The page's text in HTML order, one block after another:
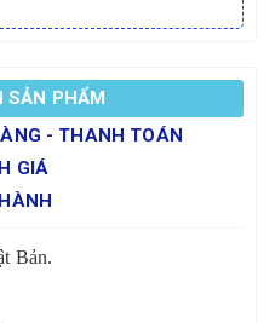
SẢN PHẨM
- THANH TOÁN
GIÁ
Bản.